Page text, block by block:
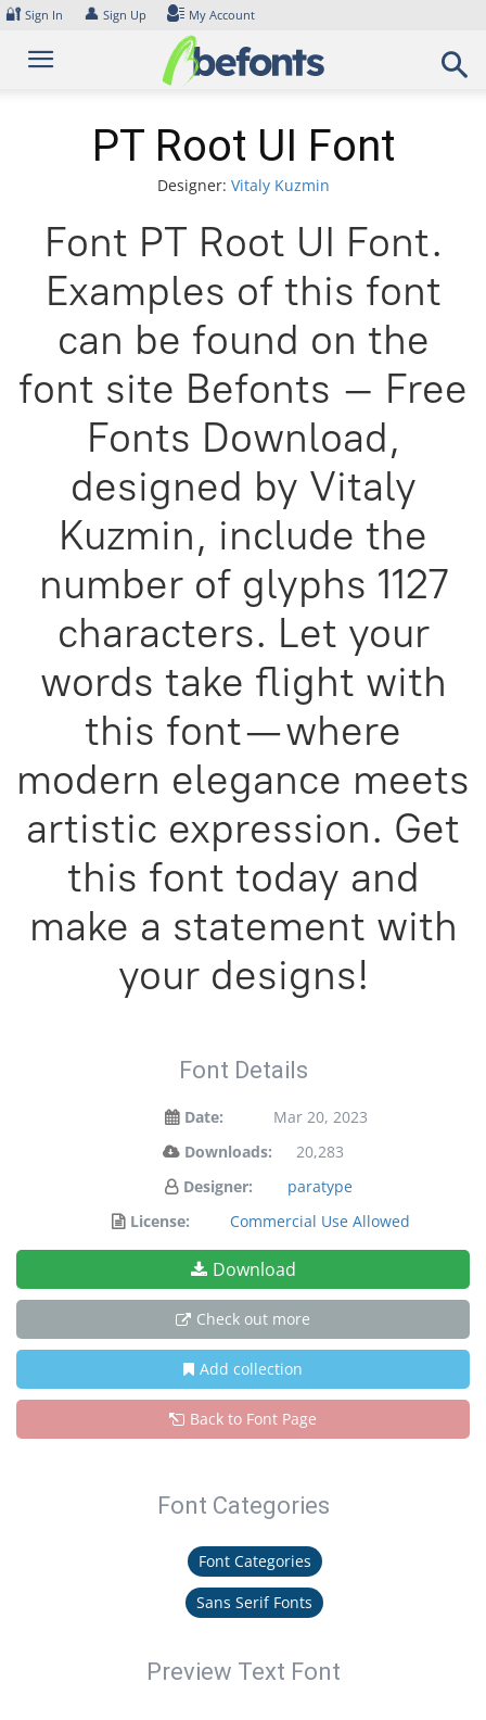
Skip
content
🔐 Sign In 👤 Sign Up My Account
PT Root UI Font
Designer: Vitaly Kuzmin
Font PT Root UI Font.
Examples of this font
can be found on the
font site Befonts – Free
Fonts Download,
designed by Vitaly
Kuzmin, include the
number of glyphs 1127
characters. Let your
words take flight with
this font — where
modern elegance meets
artistic expression. Get
this font today and
make a statement with
your designs!
Font Details
Date:
Mar 20, 2023
Downloads:
20,283
Designer:
paratype
License:
Commercial Use Allowed
Download
Check out more
Add collection
Back to Font Page
Font Categories
Font Categories
Sans Serif Fonts
Preview Text Font